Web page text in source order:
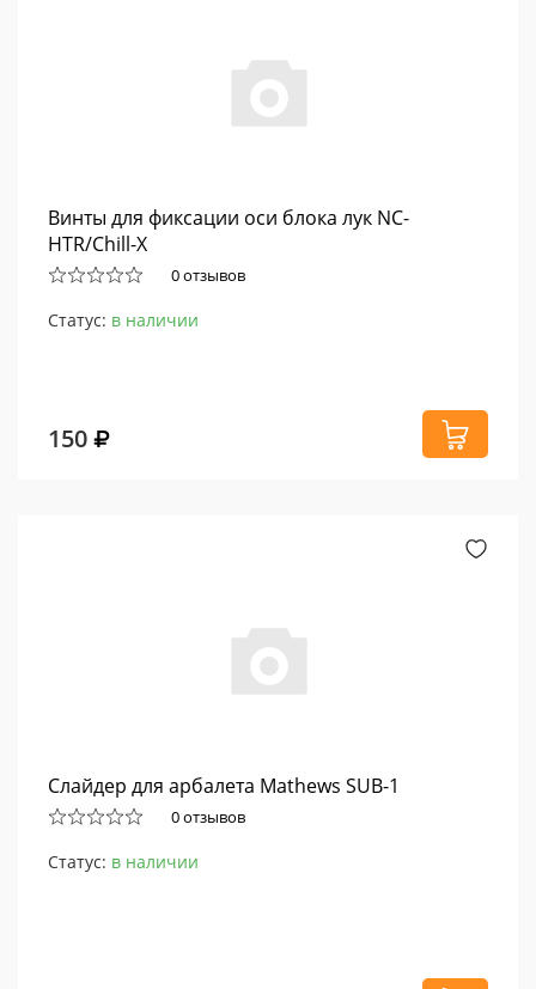
Винты для фиксации оси блока лук NC-
HTR/Chill-X
0 отзывов
Статус: в наличии
150
Слайдер для арбалета Mathews SUB-1
0 отзывов
Статус: в наличии